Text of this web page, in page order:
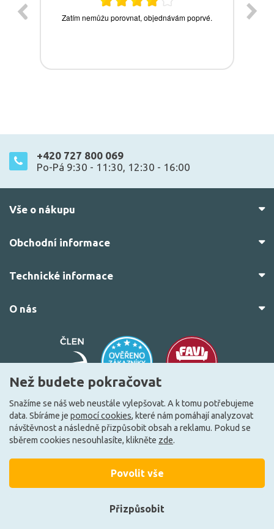
+420 727 800 069
Po-Pá 9:30 - 11:30, 12:30 - 16:00
Vše o nákupu
Obchodní informace
Technické informace
O nás
© 2010–2026 Všechna práva vyhrazena. žárovky.cz
VytvořiloFEO.cz
Než budete pokračovat
Snažíme se náš web neustále vylepšovat. A k tomu potřebujeme
data. Sbíráme je pomocí cookies, které nám pomáhají analyzovat
návštěvnost a následně přizpůsobit obsah a reklamu. Pokud se
sběrem cookies nesouhlasíte, klikněte zde.
Přizpůsobit
Povolit vše